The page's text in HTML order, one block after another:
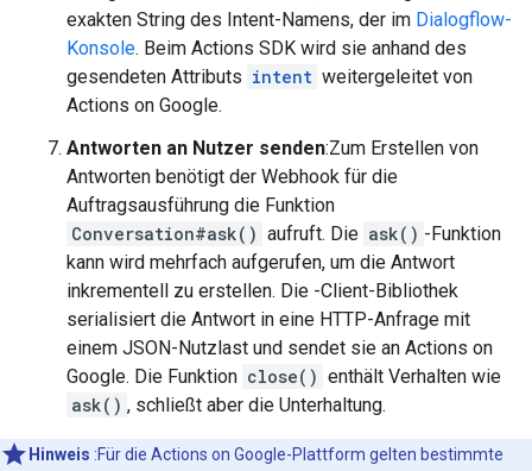
exakten String des Intent-Namens, der im Dialogflow-
Konsole. Beim Actions SDK wird sie anhand des
gesendeten Attributs intent weitergeleitet von
Actions on Google.
Antworten an Nutzer senden:Zum Erstellen von
Antworten benötigt der Webhook für die
Auftragsausführung die Funktion
Conversation#ask() aufruft. Die ask() -Funktion
kann wird mehrfach aufgerufen, um die Antwort
inkrementell zu erstellen. Die -Client-Bibliothek
serialisiert die Antwort in eine HTTP-Anfrage mit
einem JSON-Nutzlast und sendet sie an Actions on
Google. Die Funktion close() enthält Verhalten wie
ask() , schließt aber die Unterhaltung.
Hinweis :Für die Actions on Google-Plattform gelten bestimmte